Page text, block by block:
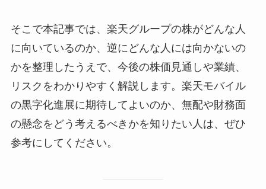
そこで本記事では、楽天グループの株がどんな人
に向いているのか、逆にどんな人には向かないの
かを整理したうえで、今後の株価見通しや業績、
リスクをわかりやすく解説します。楽天モバイル
の黒字化進展に期待してよいのか、無配や財務面
の懸念をどう考えるべきかを知りたい人は、ぜひ
参考にしてください。